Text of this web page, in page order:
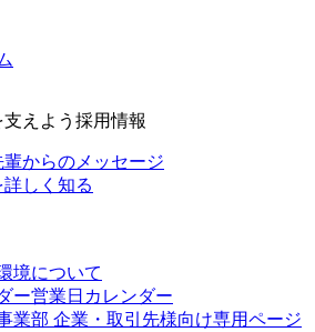
えよう 採用情報
からのメッセージ
しく知る
境について
営業日カレンダー